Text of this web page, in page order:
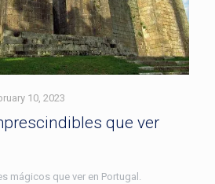
10, 2023
que ver
mágicos que ver en Portugal.